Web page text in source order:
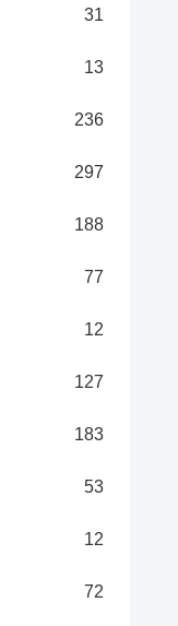
31
13
236
297
188
77
12
127
183
53
12
72